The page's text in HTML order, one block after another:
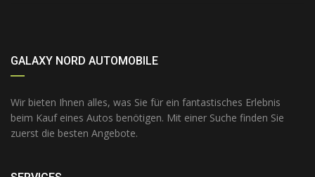
GALAXY NORD AUTOMOBILE
Wir bieten Ihnen alles, was Sie für ein fantastisches Erlebnis
beim Kauf eines Autos benötigen. Mit einer Suche finden Sie
zuerst die besten Angebote.